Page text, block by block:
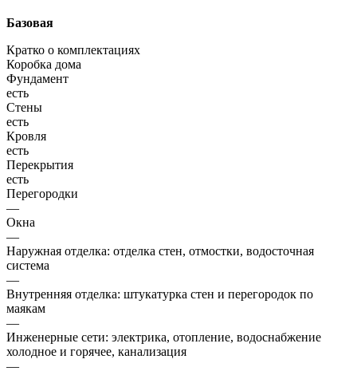
Базовая
Кратко о комплектациях
Коробка дома
Фундамент
есть
Стены
есть
Кровля
есть
Перекрытия
есть
Перегородки
—
Окна
—
Наружная отделка: отделка стен, отмостки, водосточная
система
—
Внутренняя отделка: штукатурка стен и перегородок по
маякам
—
Инженерные сети: электрика, отопление, водоснабжение
холодное и горячее, канализация
—